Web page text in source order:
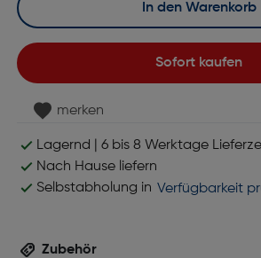
Sofort kaufen
In den Warenkorb
merken
Lagernd | 6 bis 8 Werktage
Nach Hause liefern
Selbstabholung in Verfügbarkeit
Zubehör